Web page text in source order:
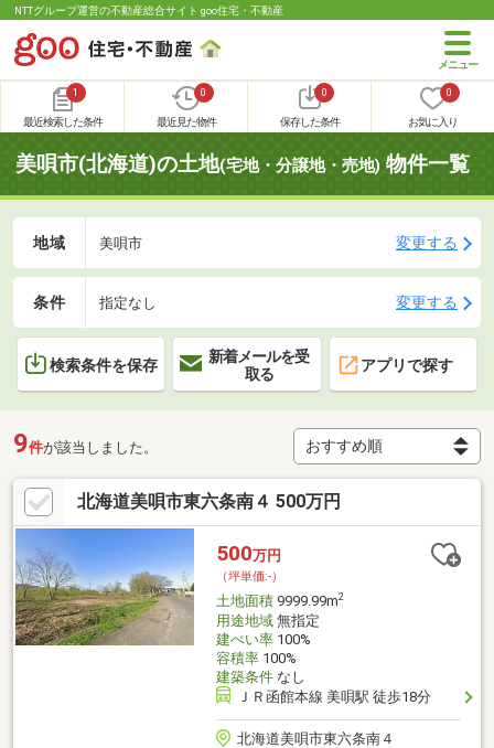
NTTグループ運営の不動産総合サイト goo住宅・不動産
1
最近検索した条件
0
最近見た物件
0
保存した条件
0
お気に入り
美唄市(北海道)の土地(宅地・分譲地・売地) 物件一覧
地域 美唄市 変更する
条件 指定なし 変更する
検索条件を保存
新着メールを受
取る
アプリで探す
9件が該当しました。
北海道美唄市東六条南４ 500万円
500万円
（坪単価:-）
土地面積9999.99m2
用途地域無指定
建ぺい率100%
容積率100%
建築条件なし
ＪＲ函館本線 美唄駅 徒歩18分
北海道美唄市東六条南４